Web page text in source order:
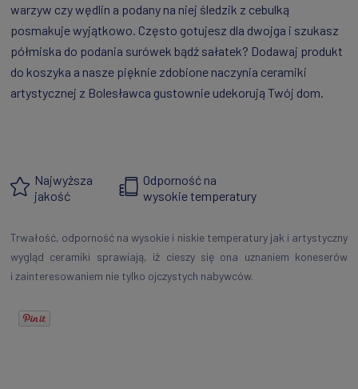
warzyw czy wędlin a podany na niej śledzik z cebulką
posmakuje wyjątkowo. Często gotujesz dla dwojga i szukasz
półmiska do podania surówek bądź sałatek? Dodawaj produkt
do koszyka a nasze pięknie zdobione naczynia ceramiki
artystycznej z Bolesławca gustownie udekorują Twój dom.
Najwyższa
jakość
Odporność na
wysokie temperatury
Trwałość, odporność na wysokie i niskie temperatury jak i artystyczny
wygląd ceramiki sprawiają, iż cieszy się ona uznaniem koneserów
i zainteresowaniem nie tylko ojczystych nabywców.